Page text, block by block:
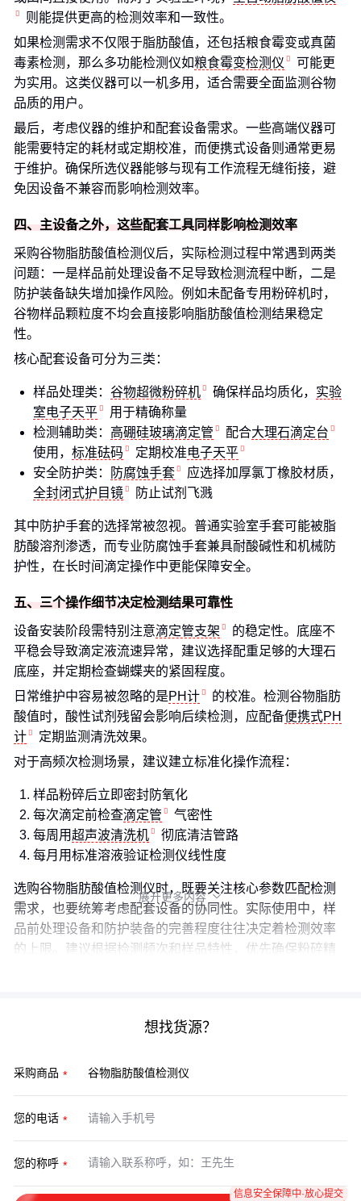
则能提供更高的检测效率和一致性。
如果检测需求不仅限于脂肪酸值，还包括粮食霉变或真菌
毒素检测，那么多功能检测仪如粮食霉变检测仪
可能更
为实用。这类仪器可以一机多用，适合需要全面监测谷物
品质的用户。
最后，考虑仪器的维护和配套设备需求。一些高端仪器可
能需要特定的耗材或定期校准，而便携式设备则通常更易
于维护。确保所选仪器能够与现有工作流程无缝衔接，避
免因设备不兼容而影响检测效率。
四、主设备之外，这些配套工具同样影响检测效率
采购谷物脂肪酸值检测仪后，实际检测过程中常遇到两类
问题：一是样品前处理设备不足导致检测流程中断，二是
防护装备缺失增加操作风险。例如未配备专用粉碎机时，
谷物样品颗粒度不均会直接影响脂肪酸值检测结果稳定
性。
核心配套设备可分为三类：
样品处理类： 谷物超微粉碎机 确保样品均质化， 实验
室电子天平
用于精确称量
检测辅助类： 高硼硅玻璃滴定管 配合大理石滴定台
使用， 标准砝码 定期校准电子天平
安全防护类：
防腐蚀手套
应选择加厚氯丁橡胶材质，
全封闭式护目镜
防止试剂飞溅
其中防护手套的选择常被忽视。普通实验室手套可能被脂
肪酸溶剂渗透，而专业防腐蚀手套兼具耐酸碱性和机械防
护性，在长时间滴定操作中更能保障安全。
五、三个操作细节决定检测结果可靠性
设备安装阶段需特别注意滴定管支架
的稳定性。底座不
平稳会导致滴定液流速异常，建议选择配重足够的大理石
底座，并定期检查蝴蝶夹的紧固程度。
日常维护中容易被忽略的是PH计
的校准。检测谷物脂肪
酸值时，酸性试剂残留会影响后续检测，应配备便携式PH
计
定期监测清洗效果。
对于高频次检测场景，建议建立标准化操作流程：
样品粉碎后立即密封防氧化
每次滴定前检查滴定管
气密性
每周用超声波清洗机
彻底清洁管路
每月用标准溶液验证检测仪线性度
选购谷物脂肪酸值检测仪时，既要关注核心参数匹配检测
需求，也要统筹考虑配套设备的协同性。实际使用中，样
品前处理设备和防护装备的完善程度往往决定着检测效率
的上限。建议根据检测频次和样品特性，优先确保粉碎精
展开更多内容 
想找货源？
采购商品
您的电话
您的称呼
信息安全保障中·放心提交